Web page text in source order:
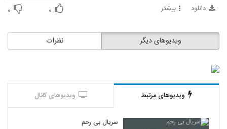
دانلود بیشتر ۰ ۰
نظرات ویدیوهای دیگر
ویدیوهای مرتبط ویدیوهای کانال
سریال بی رحم